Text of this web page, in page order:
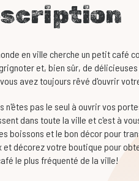
en ville cherche un petit café
et, bien sûr, de
avez toujours rêvé d'ouvrir
n'êtes pas le seul à ouvrir vos
dans toute la ville et c'est à
boissons et le bon décor pour
et décorez votre boutique pour
le plus fréquenté de la ville!